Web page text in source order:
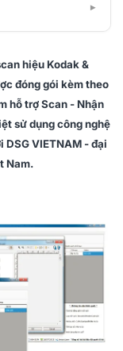
▾
hiệu Kodak &
đóng gói kèm theo
hỗ trợ Scan - Nhận
sử dụng công nghệ
DSG VIETNAM - đại
Nam.